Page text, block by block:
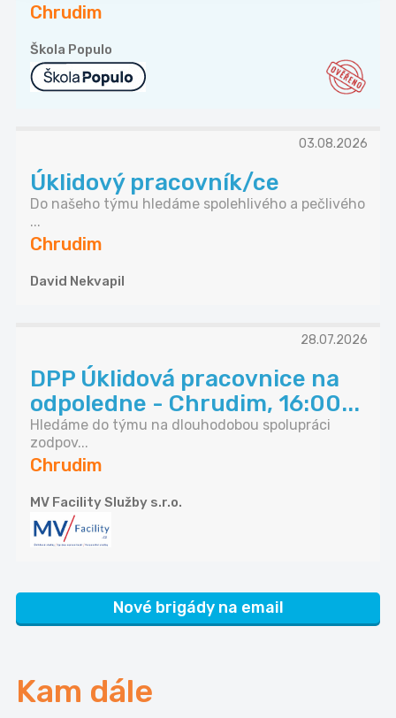
Chrudim
Škola Populo
03.08.2026
Úklidový pracovník/ce
Do našeho týmu hledáme spolehlivého a pečlivého
...
Chrudim
David Nekvapil
28.07.2026
DPP Úklidová pracovnice na
odpoledne - Chrudim, 16:00...
Hledáme do týmu na dlouhodobou spolupráci
zodpov...
Chrudim
MV Facility Služby s.r.o.
Nové brigády na email
Kam dále